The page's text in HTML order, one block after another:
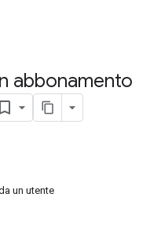
abbonamento
un utente